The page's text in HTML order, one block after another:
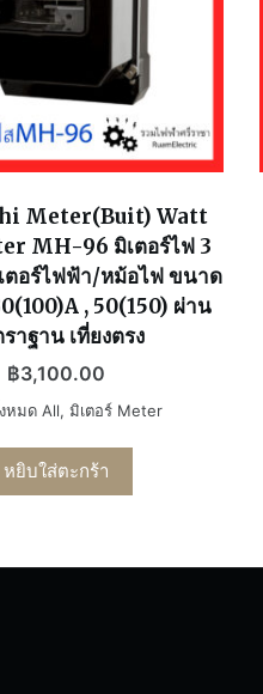
Meter(Buit) Watt
MH-96 มิเตอร์ไฟ 3
ตอร์ไฟฟ้า/หม้อไฟ ขนาด
, 50(150) ผ่าน
าฐาน เที่ยงตรง
฿3,100.00
หมด All,มิเตอร์ Meter
หยิบใส่ตะกร้า